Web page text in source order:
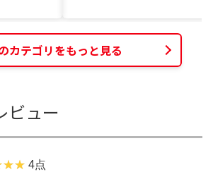
カテゴリをもっと見る
ビュー
4点